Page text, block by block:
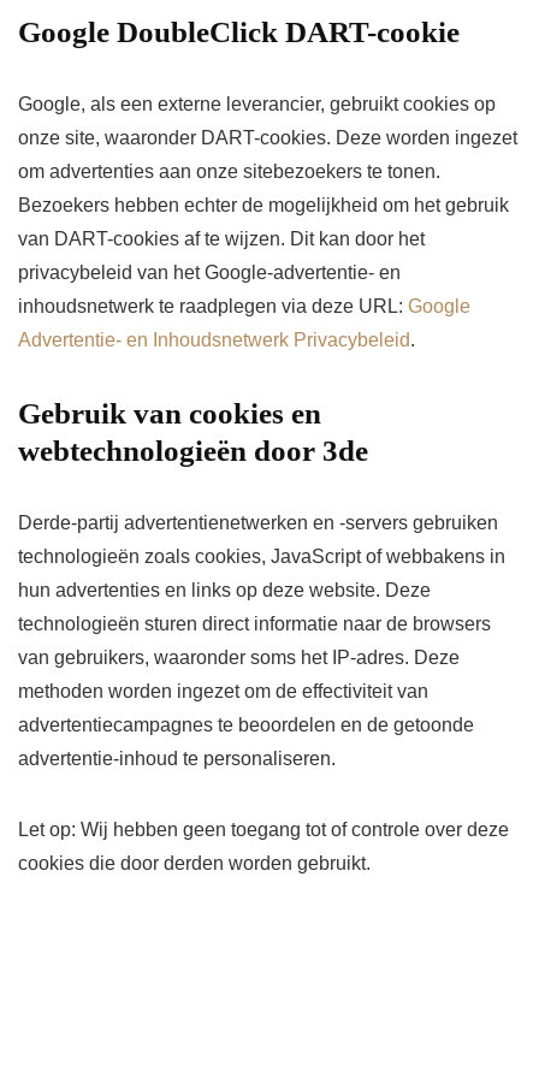
Google DoubleClick DART-cookie
Google, als een externe leverancier, gebruikt cookies op
onze site, waaronder DART-cookies. Deze worden ingezet
om advertenties aan onze sitebezoekers te tonen.
Bezoekers hebben echter de mogelijkheid om het gebruik
van DART-cookies af te wijzen. Dit kan door het
privacybeleid van het Google-advertentie- en
inhoudsnetwerk te raadplegen via deze URL: Google
Advertentie- en Inhoudsnetwerk Privacybeleid.
Gebruik van cookies en
webtechnologieën door 3de
Derde-partij advertentienetwerken en -servers gebruiken
technologieën zoals cookies, JavaScript of webbakens in
hun advertenties en links op deze website. Deze
technologieën sturen direct informatie naar de browsers
van gebruikers, waaronder soms het IP-adres. Deze
methoden worden ingezet om de effectiviteit van
advertentiecampagnes te beoordelen en de getoonde
advertentie-inhoud te personaliseren.
Let op: Wij hebben geen toegang tot of controle over deze
cookies die door derden worden gebruikt.